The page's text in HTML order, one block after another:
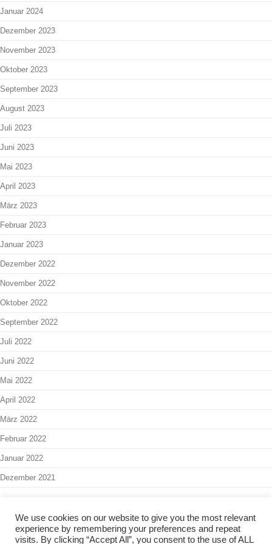
Januar 2024
Dezember 2023
November 2023
Oktober 2023
September 2023
August 2023
Juli 2023
Juni 2023
Mai 2023
April 2023
März 2023
Februar 2023
Januar 2023
Dezember 2022
November 2022
Oktober 2022
September 2022
Juli 2022
Juni 2022
Mai 2022
April 2022
März 2022
Februar 2022
Januar 2022
Dezember 2021
Interner Bereich Admin
We use cookies on our website to give you the most relevant
experience by remembering your preferences and repeat
visits. By clicking “Accept All”, you consent to the use of ALL